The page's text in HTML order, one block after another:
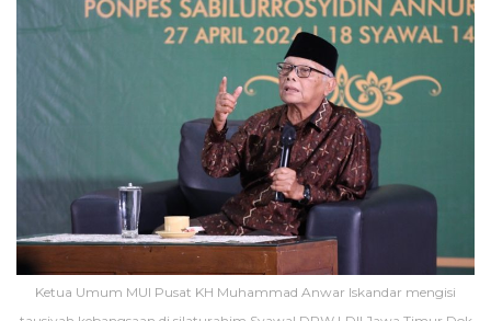
Ketua Umum MUI Pusat KH Muhammad Anwar Iskandar mengisi